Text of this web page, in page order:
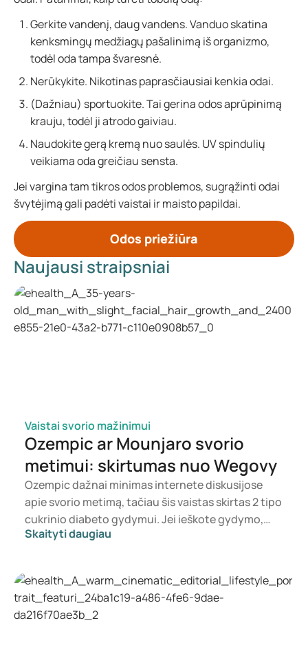
Gerkite vandenį, daug vandens. Vanduo skatina
kenksmingų medžiagų pašalinimą iš organizmo,
todėl oda tampa švaresnė.
Nerūkykite. Nikotinas paprasčiausiai kenkia odai.
(Dažniau) sportuokite. Tai gerina odos aprūpinimą
krauju, todėl ji atrodo gaiviau.
Naudokite gerą kremą nuo saulės. UV spindulių
veikiama oda greičiau sensta.
Jei vargina tam tikros odos problemos, sugrąžinti odai
švytėjimą gali padėti vaistai ir maisto papildai.
Odos priežiūra
Naujausi straipsniai
Vaistai svorio mažinimui
Ozempic ar Mounjaro svorio
metimui: skirtumas nuo Wegovy
Ozempic dažnai minimas internete diskusijose
apie svorio metimą, tačiau šis vaistas skirtas 2 tipo
cukrinio diabeto gydymui. Jei ieškote gydymo,
skirto svorio kontrolei, dažniau svarstomi tokie
atsižvelgdamas į jūsų sveikatos būklę, kūno masės
indeksą (KMI) ir vartojamus vaistus.
Skaityti daugiau